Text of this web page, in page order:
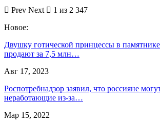
Prev Next
1 из 2 347
Новое:
Двушку готической принцессы в
продают за 7,5 млн…
Авг 17, 2023
Роспотребнадзор заявил, что россияне
неработающие из-за…
Мар 15, 2022